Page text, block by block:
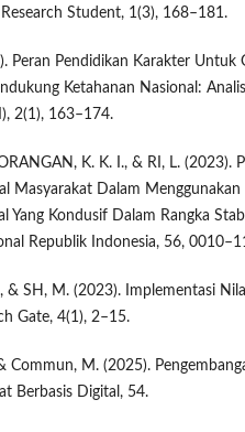
Student, 1(3), 168–181.
Peran Pendidikan Karakter Untuk
Ketahanan Nasional:
2(1), 163–174.
K. K. I., & RI, L. (2023).
Masyarakat Dalam Menggunakan
Yang Kondusif Dalam Rangka
Republik Indonesia, 56,
& SH, M. (2023). Implementasi
Gate, 4(1), 2–15.
Commun, M. (2025).
Berbasis Digital, 54.